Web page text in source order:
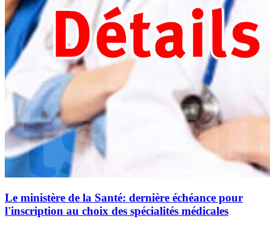
Le ministère de la Santé: dernière échéance pour
l'inscription au choix des spécialités médicales